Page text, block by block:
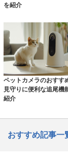
を紹介
ペットカメラのおすす
見守りに便利な追尾機
紹介
おすすめ記事一